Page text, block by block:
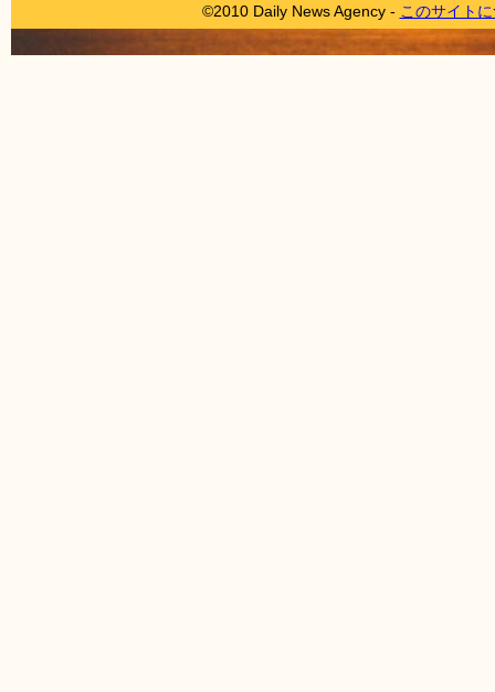
©2010 Daily News Agency - このサイト